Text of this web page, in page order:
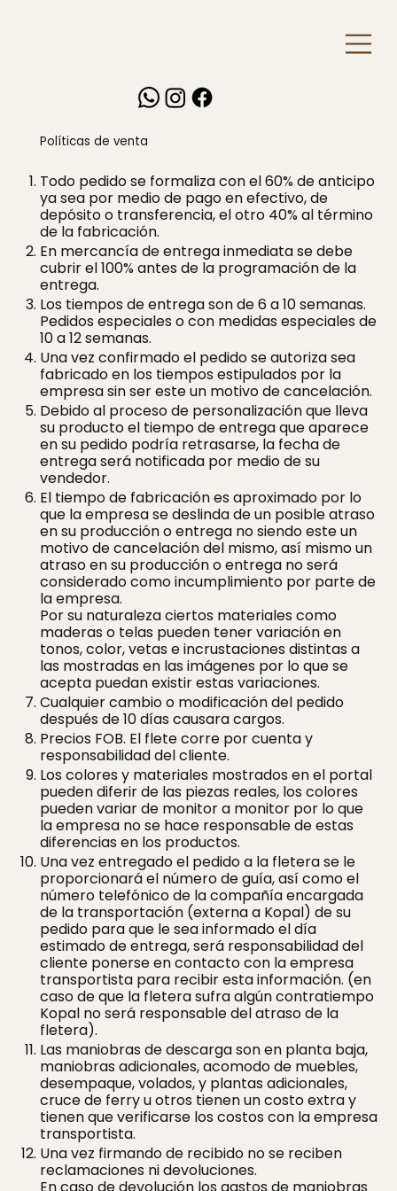
Políticas de venta
Todo pedido se formaliza con el 60% de anticipo
ya sea por medio de pago en efectivo, de
depósito o transferencia, el otro 40% al término
de la fabricación.
En mercancía de entrega inmediata se debe
cubrir el 100% antes de la programación de la
entrega.
Los tiempos de entrega son de 6 a 10 semanas.
Pedidos especiales o con medidas especiales de
10 a 12 semanas.
Una vez confirmado el pedido se autoriza sea
fabricado en los tiempos estipulados por la
empresa sin ser este un motivo de cancelación.
Debido al proceso de personalización que lleva
su producto el tiempo de entrega que aparece
en su pedido podría retrasarse, la fecha de
entrega será notificada por medio de su
vendedor.
El tiempo de fabricación es aproximado por lo
que la empresa se deslinda de un posible atraso
en su producción o entrega no siendo este un
motivo de cancelación del mismo, así mismo un
atraso en su producción o entrega no será
considerado como incumplimiento por parte de
la empresa.
Por su naturaleza ciertos materiales como
maderas o telas pueden tener variación en
tonos, color, vetas e incrustaciones distintas a
las mostradas en las imágenes por lo que se
acepta puedan existir estas variaciones.
Cualquier cambio o modificación del pedido
después de 10 días causara cargos.
Precios FOB. El flete corre por cuenta y
responsabilidad del cliente.
Los colores y materiales mostrados en el portal
pueden diferir de las piezas reales, los colores
pueden variar de monitor a monitor por lo que
la empresa no se hace responsable de estas
diferencias en los productos.
Una vez entregado el pedido a la fletera se le
proporcionará el número de guía, así como el
número telefónico de la compañía encargada
de la transportación (externa a Kopal) de su
pedido para que le sea informado el día
estimado de entrega, será responsabilidad del
cliente ponerse en contacto con la empresa
transportista para recibir esta información. (en
caso de que la fletera sufra algún contratiempo
Kopal no será responsable del atraso de la
fletera).
Las maniobras de descarga son en planta baja,
maniobras adicionales, acomodo de muebles,
desempaque, volados, y plantas adicionales,
cruce de ferry u otros tienen un costo extra y
tienen que verificarse los costos con la empresa
transportista.
Una vez firmando de recibido no se reciben
reclamaciones ni devoluciones.